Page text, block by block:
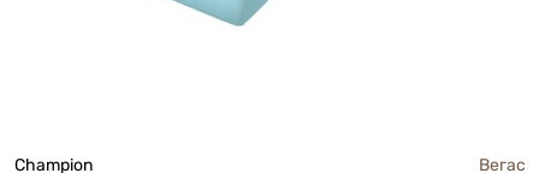
Champion
Вегас